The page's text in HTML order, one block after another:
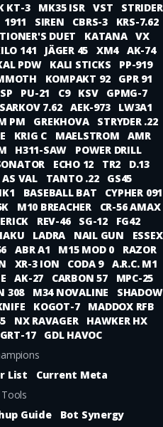
KT-3 MK35 ISR VST
STRIDER
1911 SIREN CBRS-3
KRS-7.62
DUET KATANA VX
141 JÄGER 45 XM4 AK-74
PDW KALI STICKS
PP-919
KOMPAKT 92
GPR 91
PU-21 C9 KSV
GPMG-7
7.62 AEK-973
LW3A1
PM GREKHOVA
STRYDER .22
KRIG C MAELSTROM
AMR
H311-SAW
POWER DRILL
ECHO 12 TR2
D.13
AS VAL TANTO .22
GS45
BASEBALL BAT
CYPHER 091
M10 BREACHER
CR-56 AMAX
REV-46 SG-12
FG42
LADRA NAIL GUN
ESSEX
ABR A1 M15 MOD 0
RAZOR
XR-3 ION CODA 9 A.R.C. M1
AK-27 CARBON 57
MPC-25
308 M34 NOVALINE
SHADOW
KOGOT-7
MADDOX RFB
NX RAVAGER
HAWKER HX
17
GDL HAVOC
List
Current Meta
Guide
Bot Synergy